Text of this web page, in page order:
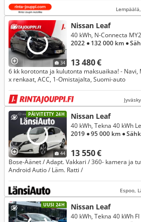
34
Nissan Leaf
13 480 €
40 kWh, N-Connecta
2022 ● 132 000 km ●
6 kk korotonta ja kulutonta maksuaikaa! -
x renkaat, ACC, 1-Omistajalta, Suomi-auto
PÄIVITETTY 24H
44
Nissan Leaf
13 550 €
2019 ● 95 000 km ●
Bose-Äänet / Adapt. Vakkari / 360- kamera ja
Android Autio / Läm. Ratti /
Espoo,
UUSI 24H Nissan Leaf
40 kWh, Tekna 40 kWh FI